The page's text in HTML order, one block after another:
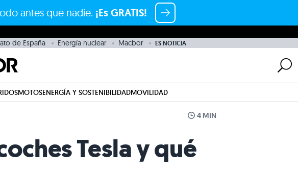
antes que nadie. ¡Es GRATIS!
de España Energía nuclear Macbor ES NOTICIA
MOTOSENERGÍA Y SOSTENIBILIDADMOVILIDAD
4 MIN
Tesla y qué